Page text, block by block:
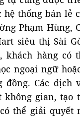
thống bán lẻ
Phạm Hùng,
siêu thị Sài
khách hàng có
ngoại ngữ
đồng. Các dịch
không gian, tạo
thể giải quyết